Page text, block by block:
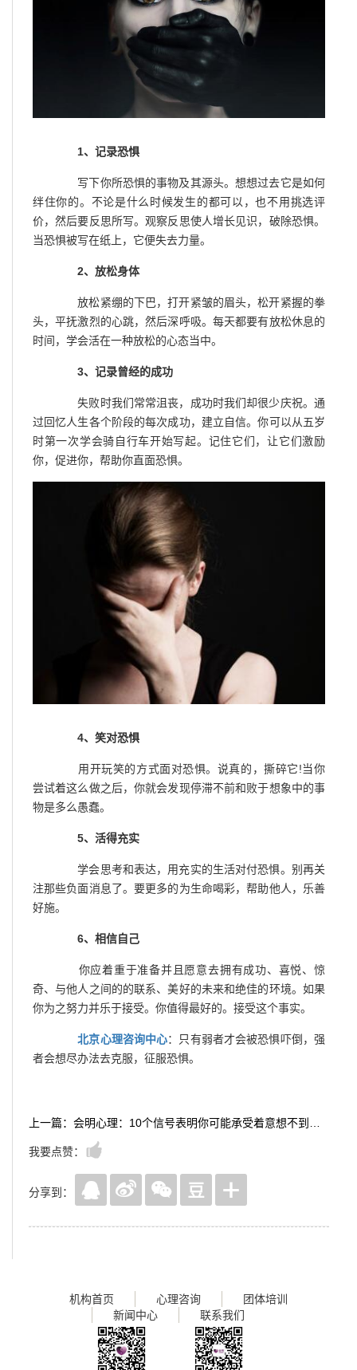
1、记录恐惧
写下你所恐惧的事物及其源头。想想过去它是如何
绊住你的。不论是什么时候发生的都可以，也不用挑选评
价，然后要反思所写。观察反思使人增长见识，破除恐惧。
当恐惧被写在纸上，它便失去力量。
2、放松身体
放松紧绷的下巴，打开紧皱的眉头，松开紧握的拳
头，平抚激烈的心跳，然后深呼吸。每天都要有放松休息的
时间，学会活在一种放松的心态当中。
3、记录曾经的成功
失败时我们常常沮丧，成功时我们却很少庆祝。通
过回忆人生各个阶段的每次成功，建立自信。你可以从五岁
时第一次学会骑自行车开始写起。记住它们，让它们激励
你，促进你，帮助你直面恐惧。
4、笑对恐惧
用开玩笑的方式面对恐惧。说真的，撕碎它!当你
尝试着这么做之后，你就会发现停滞不前和败于想象中的事
物是多么愚蠢。
5、活得充实
学会思考和表达，用充实的生活对付恐惧。别再关
注那些负面消息了。要更多的为生命喝彩，帮助他人，乐善
好施。
6、相信自己
你应着重于准备并且愿意去拥有成功、喜悦、惊
奇、与他人之间的的联系、美好的未来和绝佳的环境。如果
你为之努力并乐于接受。你值得最好的。接受这个事实。
北京心理咨询中心：只有弱者才会被恐惧吓倒，强
者会想尽办法去克服，征服恐惧。
我要点赞：
分享到：
机构首页 心理咨询
团体培训
新闻中心
联系我们